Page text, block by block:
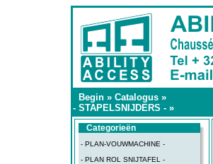
Begin » Catalogus »
- STAPELSNIJDERS - »
Categorieën
- PLAN-VOUWMACHINE -
- PLAN ROL SNIJTAFEL -